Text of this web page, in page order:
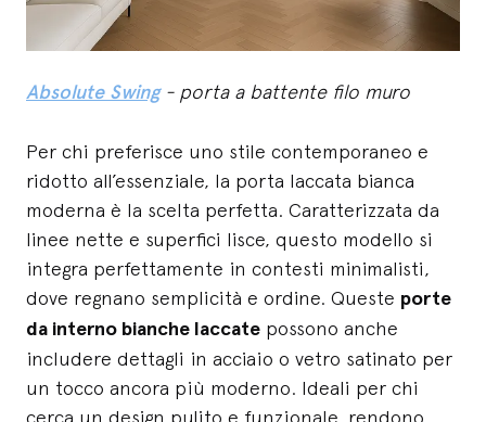
Absolute Swing- porta a battente filo muro
Per chi preferisce uno stile contemporaneo e
ridotto all’essenziale, la porta laccata bianca
moderna è la scelta perfetta. Caratterizzata da
linee nette e superfici lisce, questo modello si
integra perfettamente in contesti minimalisti,
dove regnano semplicità e ordine. Queste porte
da interno bianche laccate possono anche
includere dettagli in acciaio o vetro satinato per
un tocco ancora più moderno. Ideali per chi